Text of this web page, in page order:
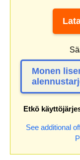
Monen
Etkö
See additional